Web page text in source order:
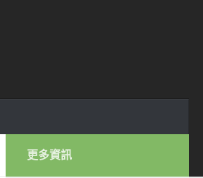
更多資訊